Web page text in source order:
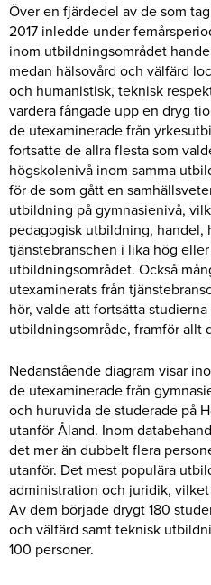
Över en fjärdedel av de som
2017 inledde under
inom utbildningsområdet
medan hälsovård och välfärd
och humanistisk, teknisk
vardera fångade upp en dryg
de utexaminerade från
fortsatte de allra flesta som
högskolenivå inom samma
för de som gått en
utbildning på gymnasienivå,
pedagogisk utbildning, handel,
tjänstebranschen i lika hög
utbildningsområdet. Också
utexaminerats från
hör, valde att fortsätta
utbildningsområde, framför allt
Nedanstående diagram visar
de utexaminerade från
och huruvida de studerade på
utanför Åland. Inom
det mer än dubbelt flera
utanför. Det mest populära
administration och juridik,
Av dem började drygt 180
och välfärd samt teknisk
100 personer.